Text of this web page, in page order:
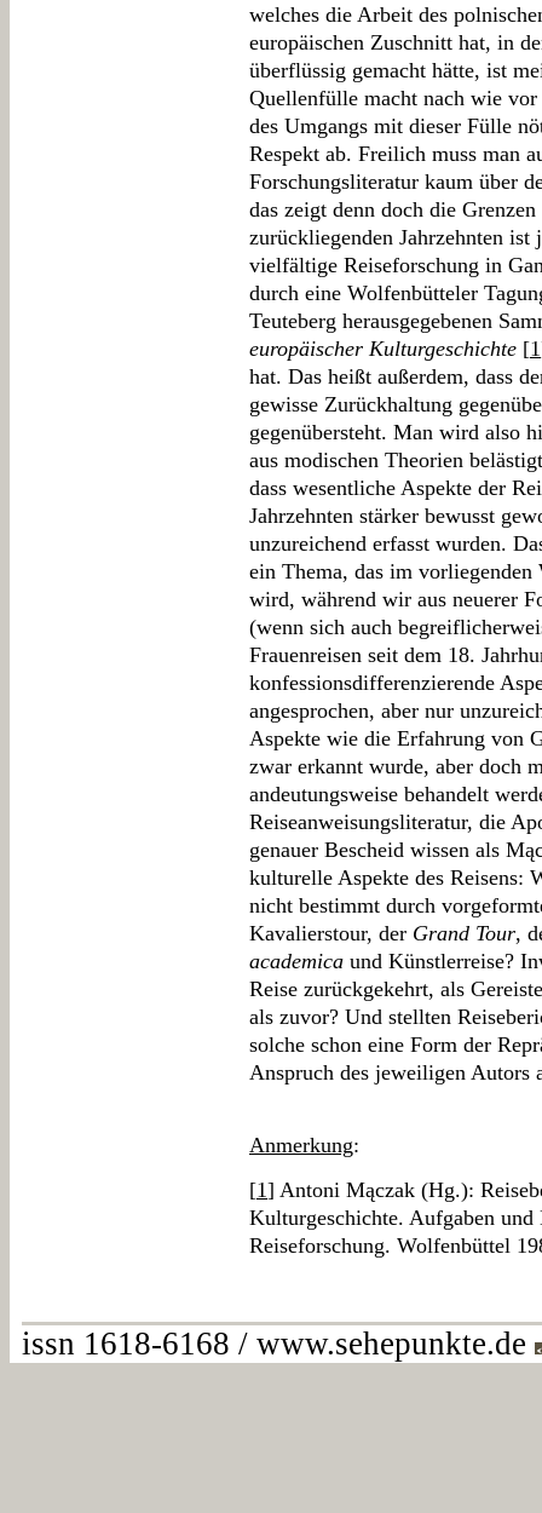
welches die Arbeit des
europäischen Zuschnitt hat, in
überflüssig gemacht hätte, ist
Quellenfülle macht nach wie
des Umgangs mit dieser Fülle
Respekt ab. Freilich muss man
Forschungsliteratur kaum über
das zeigt denn doch die
zurückliegenden Jahrzehnten ist
vielfältige Reiseforschung in
durch eine Wolfenbütteler
Teuteberg herausgegebenen
europäischer Kulturgeschichte [1
hat. Das heißt außerdem, dass
gewisse Zurückhaltung
gegenübersteht. Man wird also
aus modischen Theorien
dass wesentliche Aspekte der
Jahrzehnten stärker bewusst
unzureichend erfasst wurden.
ein Thema, das im
wird, während wir aus neuerer
(wenn sich auch
Frauenreisen seit dem 18.
konfessionsdifferenzierende
angesprochen, aber nur
Aspekte wie die Erfahrung von
zwar erkannt wurde, aber doch
andeutungsweise behandelt
Reiseanweisungsliteratur, die
genauer Bescheid wissen als
kulturelle Aspekte des Reisens:
nicht bestimmt durch
Kavalierstour, der Grand Tour,
academica und Künstlerreise?
Reise zurückgekehrt, als
als zuvor? Und stellten
solche schon eine Form der
Anspruch des jeweiligen Autors
Anmerkung:
[1] Antoni Mączak (Hg.):
Kulturgeschichte. Aufgaben
Reiseforschung. Wolfenbüttel
issn 1618-6168 / www.sehepunkte.de